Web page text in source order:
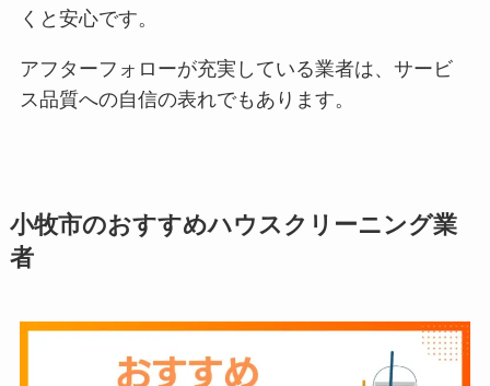
くと安心です。
アフターフォローが充実している業者は、サービ
ス品質への自信の表れでもあります。
小牧市のおすすめハウスクリーニング業
者